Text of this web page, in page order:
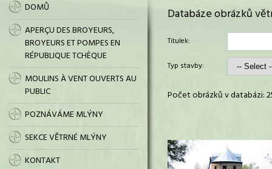
DOMŮ
APERÇU DES BROYEURS,
BROYEURS ET POMPES EN
RÉPUBLIQUE TCHÈQUE
MOULINS À VENT OUVERTS AU
PUBLIC
POZNÁVÁME MLÝNY
SEKCE VĚTRNÉ MLÝNY
KONTAKT
Databáze obrázků
Titulek:
Typ stavby:
Počet obrázků v databázi: